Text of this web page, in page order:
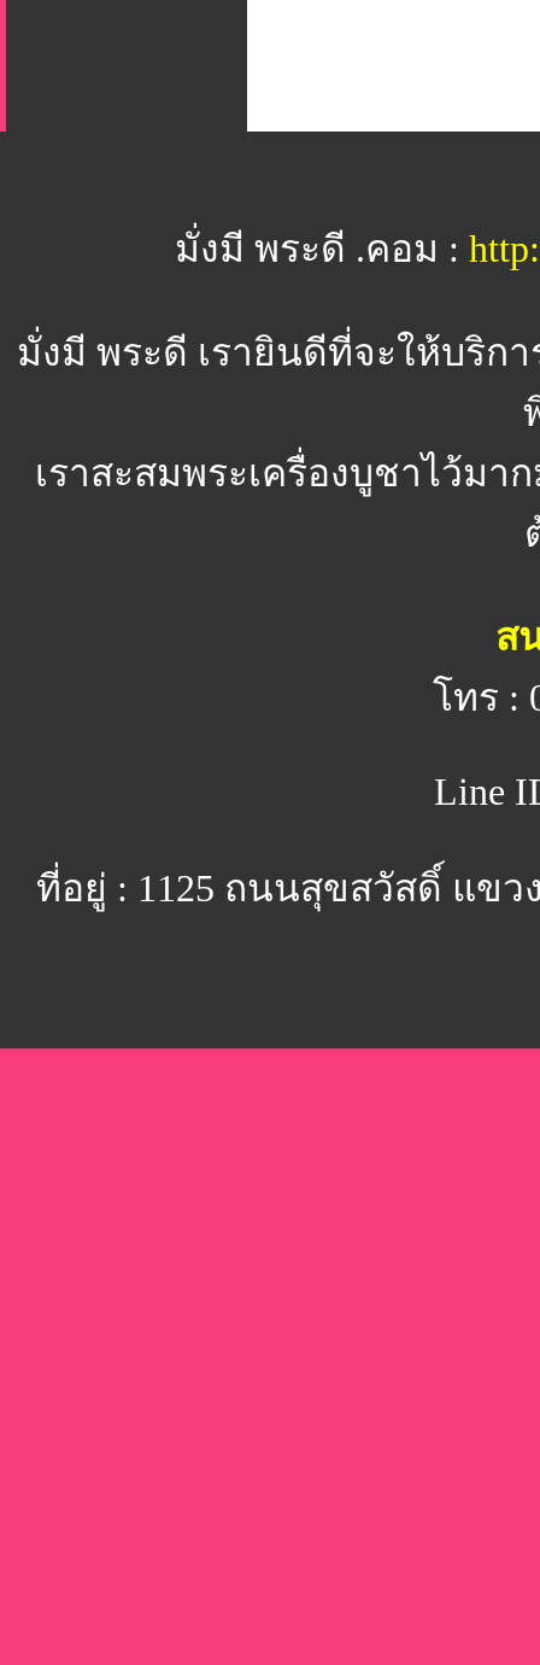
มั่งมี พระดี .คอม :
มั่งมี พระดี เรายินดีที่จะให้บริก
เราสะสมพระเครื่องบูชาไว้ม
ส
โทร :
Line
ที่อยู่ : 1125 ถนนสุขสวัสดิ์ แขว